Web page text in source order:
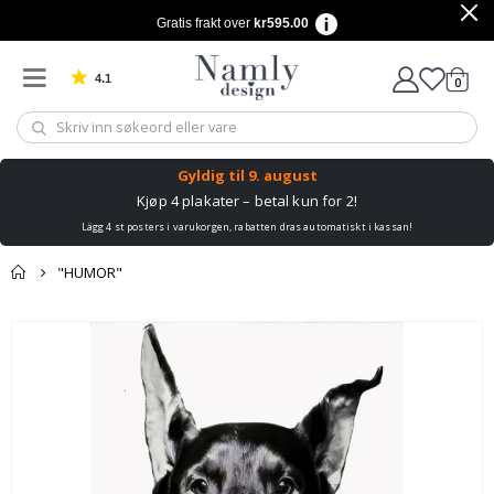
Gratis frakt over kr595.00
4.1 Basert på 1030 stemmer 0varer
Gyldig til 9. august
Kjøp 4 plakater – betal kun for 2!
Lägg 4 st posters i varukorgen, rabatten dras automatiskt i kassan!
"HUMOR"
Andre kjøpte
produkter